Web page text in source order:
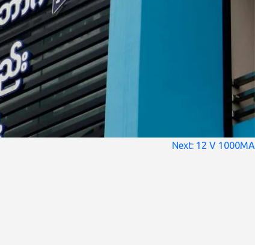
Next: 12 V 1000MA